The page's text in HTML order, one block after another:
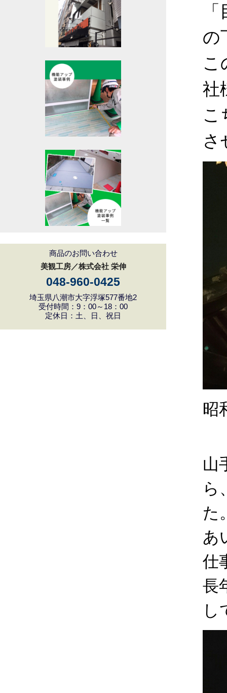
商品のお問い合わせ
美観工房／株式会社 栄伸
048-960-0425
埼玉県八潮市大字浮塚577番地2
受付時間：9：00～18：00
定休日：土、日、祝日
の
こ
社
こ
さ
昭
山
ら
た
あ
仕
長
し